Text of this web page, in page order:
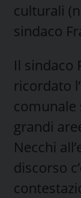
culturali
sindaco
Il sindaco
ricordato
grandi
Necchi
discorso